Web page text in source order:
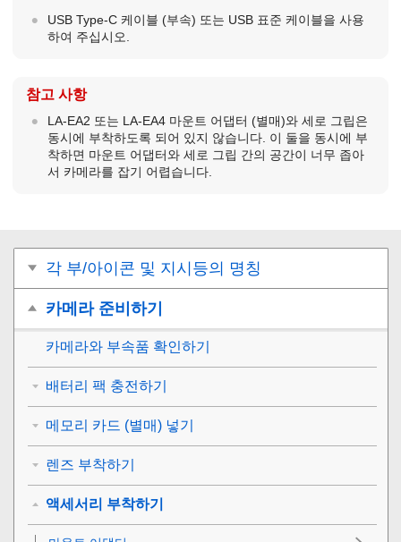
USB Type-C 케이블 (부속) 또는 USB 표준 케이블을 사용
하여 주십시오.
참고 사항
LA-EA2 또는 LA-EA4 마운트 어댑터 (별매)와 세로 그립은
동시에 부착하도록 되어 있지 않습니다. 이 둘을 동시에 부
착하면 마운트 어댑터와 세로 그립 간의 공간이 너무 좁아
서 카메라를 잡기 어렵습니다.
각 부/아이콘 및 지시등의 명칭
카메라 준비하기
카메라와 부속품 확인하기
배터리 팩 충전하기
메모리 카드 (별매) 넣기
렌즈 부착하기
액세서리 부착하기